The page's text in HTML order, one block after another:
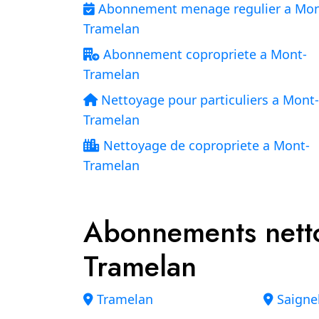
Abonnement menage regulier a
Tramelan
Abonnement copropriete a Mont-
Tramelan
Nettoyage pour particuliers a Mont-
Tramelan
Nettoyage de copropriete a Mont-
Tramelan
Abonnements
Tramelan
Tramelan